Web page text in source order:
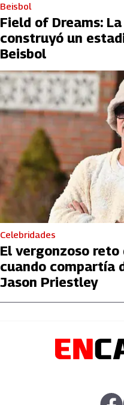
Beisbol
Field of Dreams:
construyó un
Beisbol
Celebridades
El vergonzoso
cuando compartía
Jason Priestley